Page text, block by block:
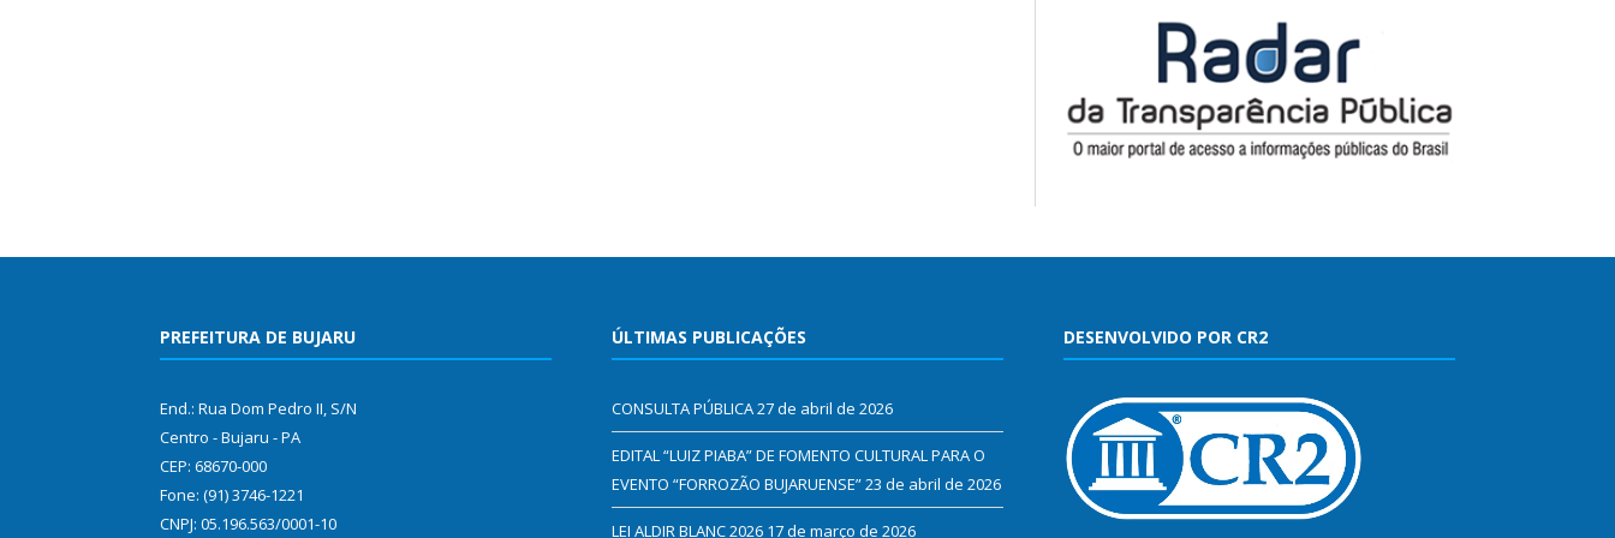
PREFEITURA DE BUJARU
End.: Rua Dom Pedro II, S/N
Centro - Bujaru - PA
CEP: 68670-000
Fone: (91) 3746-1221
CNPJ: 05.196.563/0001-10
ÚLTIMAS PUBLICAÇÕES
CONSULTA PÚBLICA27 de abril de 2026
EDITAL “LUIZ PIABA” DE FOMENTO CULTURAL PARA O
EVENTO “FORROZÃO BUJARUENSE”23 de abril de 2026
LEI ALDIR BLANC 2026 17 de março de 2026
DESENVOLVIDO POR CR2